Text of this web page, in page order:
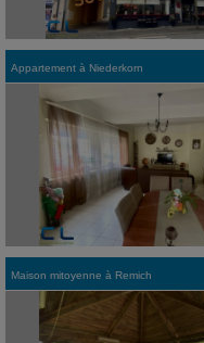
Appartement à Niederkorn
Maison mitoyenne à Remich